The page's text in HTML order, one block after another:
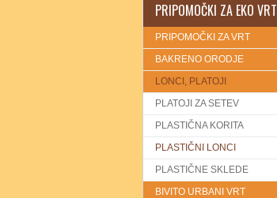
PRIPOMOČKI ZA EKO VRT
PRIPOMOČKI ZA VRT
BAKRENO ORODJE
LONCI, PLATOJI
PLATOJI ZA SETEV
PLASTIČNA KORITA
PLASTIČNI LONCI
PLASTIČNE SKLEDE
BIVITO URBANI VRT